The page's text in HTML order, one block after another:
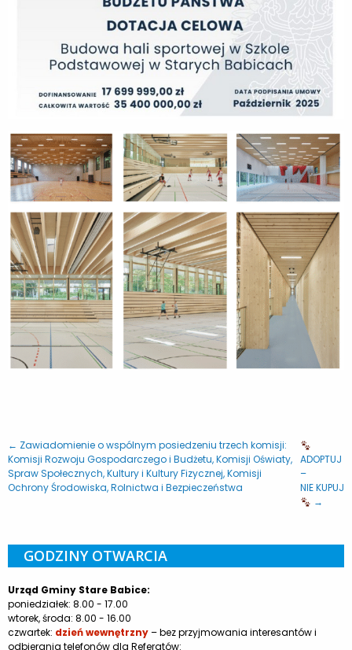
← Zawiadomienie o wspólnym posiedzeniu trzech komisji:
Komisji Rozwoju Gospodarczego i Budżetu, Komisji Oświaty,
Spraw Społecznych, Kultury i Kultury Fizycznej, Komisji
Ochrony Środowiska, Rolnictwa i Bezpieczeństwa
ADOPTUJ
–
NIE KUPUJ
→
GODZINY OTWARCIA
Urząd Gminy Stare Babice:
poniedziałek: 8.00 - 17.00
wtorek, środa: 8.00 - 16.00
czwartek: dzień wewnętrzny– bez przyjmowania interesantów i
odbierania telefonów dla Referatów: